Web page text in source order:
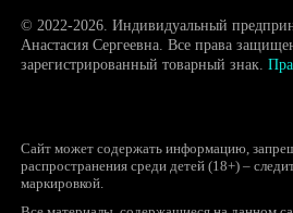
© 2022-2026. Индивидуальный
Анастасия Сергеевна. Все права
зарегистрированный товарный знак.
Сайт может содержать информацию,
распространения среди детей (18+) –
маркировкой.